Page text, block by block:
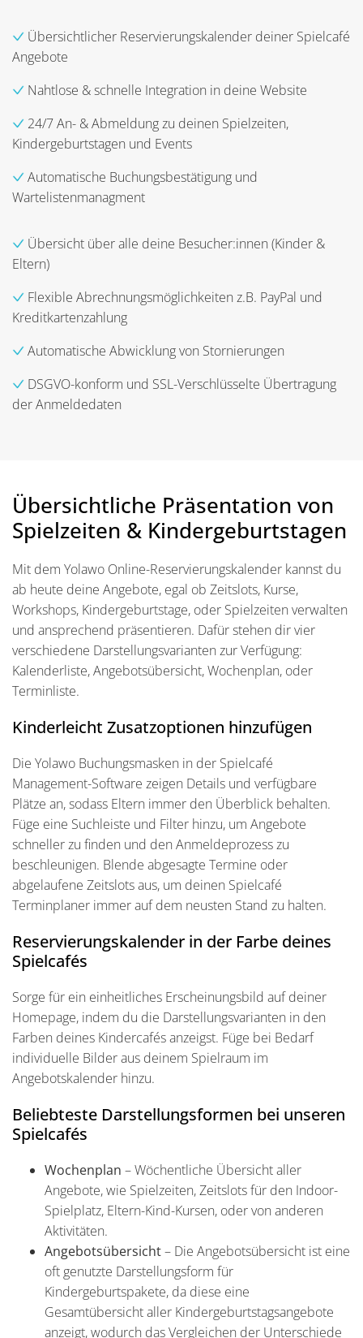
Übersichtlicher Reservierungskalender deiner Spielcafé
Angebote
Nahtlose & schnelle Integration in deine Website
24/7 An- & Abmeldung zu deinen Spielzeiten,
Kindergeburtstagen und Events
Automatische Buchungsbestätigung und
Wartelistenmanagment
Übersicht über alle deine Besucher:innen (Kinder &
Eltern)
Flexible Abrechnungsmöglichkeiten z.B. PayPal und
Kreditkartenzahlung
Automatische Abwicklung von Stornierungen
DSGVO-konform und SSL-Verschlüsselte Übertragung
der Anmeldedaten
Übersichtliche Präsentation von
Spielzeiten & Kindergeburtstagen
Mit dem Yolawo Online-Reservierungskalender kannst du
ab heute deine Angebote, egal ob Zeitslots, Kurse,
Workshops, Kindergeburtstage, oder Spielzeiten verwalten
und ansprechend präsentieren. Dafür stehen dir vier
verschiedene Darstellungsvarianten zur Verfügung:
Kalenderliste, Angebotsübersicht, Wochenplan, oder
Terminliste.
Kinderleicht Zusatzoptionen hinzufügen
Die Yolawo Buchungsmasken in der Spielcafé
Management-Software zeigen Details und verfügbare
Plätze an, sodass Eltern immer den Überblick behalten.
Füge eine Suchleiste und Filter hinzu, um Angebote
schneller zu finden und den Anmeldeprozess zu
beschleunigen. Blende abgesagte Termine oder
abgelaufene Zeitslots aus, um deinen Spielcafé
Terminplaner immer auf dem neusten Stand zu halten.
Reservierungskalender in der Farbe deines
Spielcafés
Sorge für ein einheitliches Erscheinungsbild auf deiner
Homepage, indem du die Darstellungsvarianten in den
Farben deines Kindercafés anzeigst. Füge bei Bedarf
individuelle Bilder aus deinem Spielraum im
Angebotskalender hinzu.
Beliebteste Darstellungsformen bei unseren
Spielcafés
Wochenplan – Wöchentliche Übersicht aller
Angebote, wie Spielzeiten, Zeitslots für den Indoor-
Spielplatz, Eltern-Kind-Kursen, oder von anderen
Aktivitäten.
Angebotsübersicht– Die Angebotsübersicht ist eine
oft genutzte Darstellungsform für
Kindergeburtspakete, da diese eine
Gesamtübersicht aller Kindergeburtstagsangebote
anzeigt, wodurch das Vergleichen der Unterschiede